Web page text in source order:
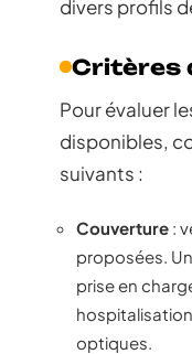
divers profils
Critères
Pour évaluer
disponibles,
suivants :
Couverture :
proposées.
prise en
optiques.